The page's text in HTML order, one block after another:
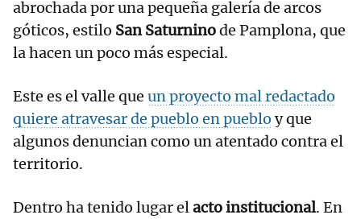
abrochada por una pequeña galería de arcos
góticos, estilo San Saturninode Pamplona, que
la hacen un poco más especial.
Este es el valle que un proyecto mal redactado
quiere atravesar de pueblo en pueblo y que
algunos denuncian como un atentado contra el
territorio.
Dentro ha tenido lugar elacto institucional. En